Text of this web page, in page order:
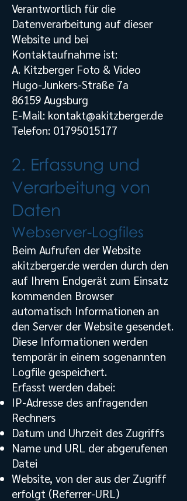
Verantwortlich für die
Datenverarbeitung auf dieser
Website und bei
Kontaktaufnahme ist:
A. Kitzberger Foto & Video
Hugo-Junkers-Straße 7a
86159 Augsburg
E-Mail: kontakt@akitzberger.de
Telefon: 01795015177
2. Erfassung und
Verarbeitung von
Daten
Webserver-Logfiles
Beim Aufrufen der Website
akitzberger.de werden durch den
auf Ihrem Endgerät zum Einsatz
kommenden Browser
automatisch Informationen an
den Server der Website gesendet.
Diese Informationen werden
temporär in einem sogenannten
Logfile gespeichert.
Erfasst werden dabei:
IP-Adresse des anfragenden
Rechners
Datum und Uhrzeit des Zugriffs
Name und URL der abgerufenen
Datei
Website, von der aus der Zugriff
erfolgt (Referrer-URL)